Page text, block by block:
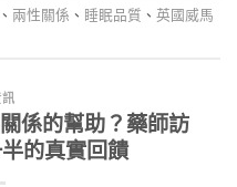
、 兩性關係 、 睡眠品質 、 英國威馬
係的幫助？藥師訪
的真實回饋